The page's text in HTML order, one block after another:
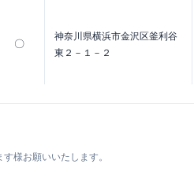
〇
神奈川県横浜市金沢区釜利谷
東２－１－２
様お願いいたします。